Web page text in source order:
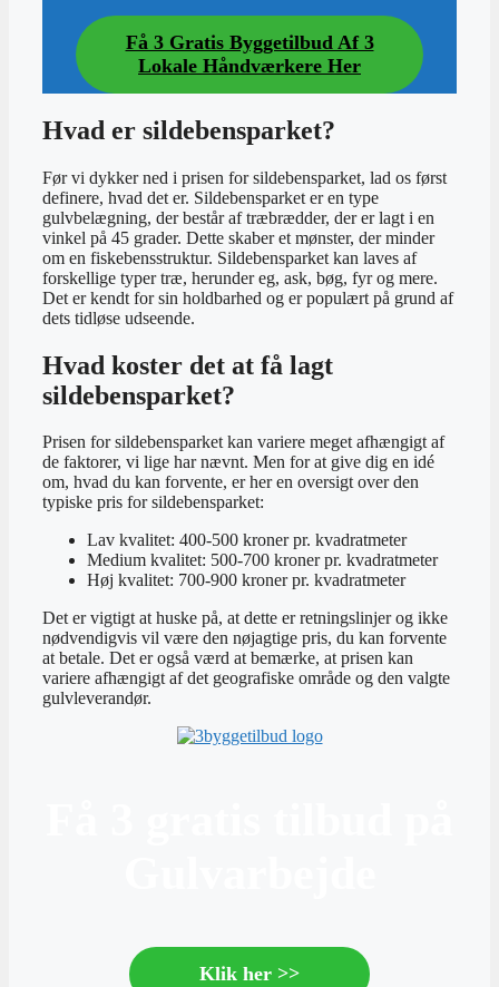
Få 3 Gratis Byggetilbud Af 3
Lokale Håndværkere Her
Hvad er sildebensparket?
Før vi dykker ned i prisen for sildebensparket, lad os først
definere, hvad det er. Sildebensparket er en type
gulvbelægning, der består af træbrædder, der er lagt i en
vinkel på 45 grader. Dette skaber et mønster, der minder
om en fiskebensstruktur. Sildebensparket kan laves af
forskellige typer træ, herunder eg, ask, bøg, fyr og mere.
Det er kendt for sin holdbarhed og er populært på grund af
dets tidløse udseende.
Hvad koster det at få lagt
sildebensparket?
Prisen for sildebensparket kan variere meget afhængigt af
de faktorer, vi lige har nævnt. Men for at give dig en idé
om, hvad du kan forvente, er her en oversigt over den
typiske pris for sildebensparket:
Lav kvalitet: 400-500 kroner pr. kvadratmeter
Medium kvalitet: 500-700 kroner pr. kvadratmeter
Høj kvalitet: 700-900 kroner pr. kvadratmeter
Det er vigtigt at huske på, at dette er retningslinjer og ikke
nødvendigvis vil være den nøjagtige pris, du kan forvente
at betale. Det er også værd at bemærke, at prisen kan
variere afhængigt af det geografiske område og den valgte
gulvleverandør.
Klik her >>